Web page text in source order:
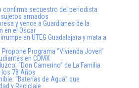
confirma secuestro del periodista
armados
y vence a Guardianes de la
en el Oscar
en UTEG Guadalajara y mata a
Programa “Vivienda Joven”
en CDMX
“Don Camerino” de La Familia
los 78 Años
“Baterías de Agua” que
y Reciclaje